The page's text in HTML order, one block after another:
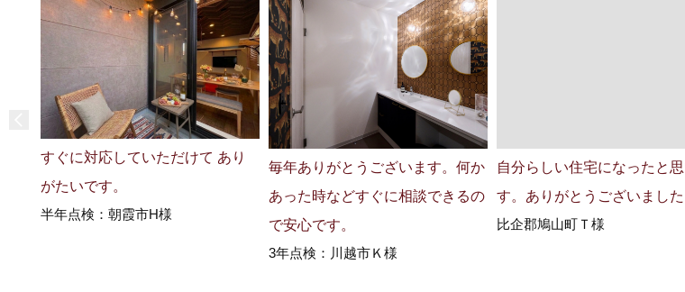
すぐに対応していただけて あり
がたいです。
半年点検：朝霞市H様
毎年ありがとうございます。何か
あった時などすぐに相談できるの
で安心です。
3年点検：川越市Ｋ様
自分らしい住宅になったと思
す。ありがとうございました
比企郡鳩山町Ｔ様